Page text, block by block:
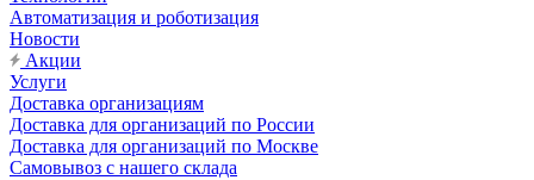
Автоматизация и роботизация
Новости
Акции
Услуги
Доставка организациям
Доставка для организаций по России
Доставка для организаций по Москве
Самовывоз с нашего склада